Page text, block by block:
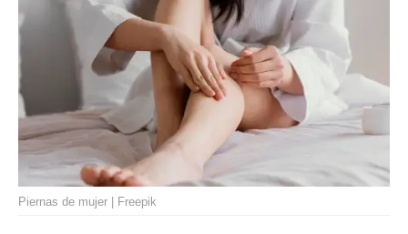
Piernas de mujer | Freepik